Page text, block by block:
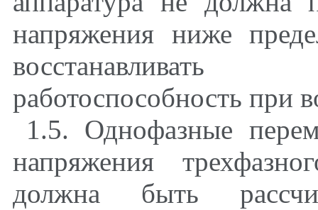
напряжения ниже
работоспособность при
1.5. Однофазные
напряжения
должна быть